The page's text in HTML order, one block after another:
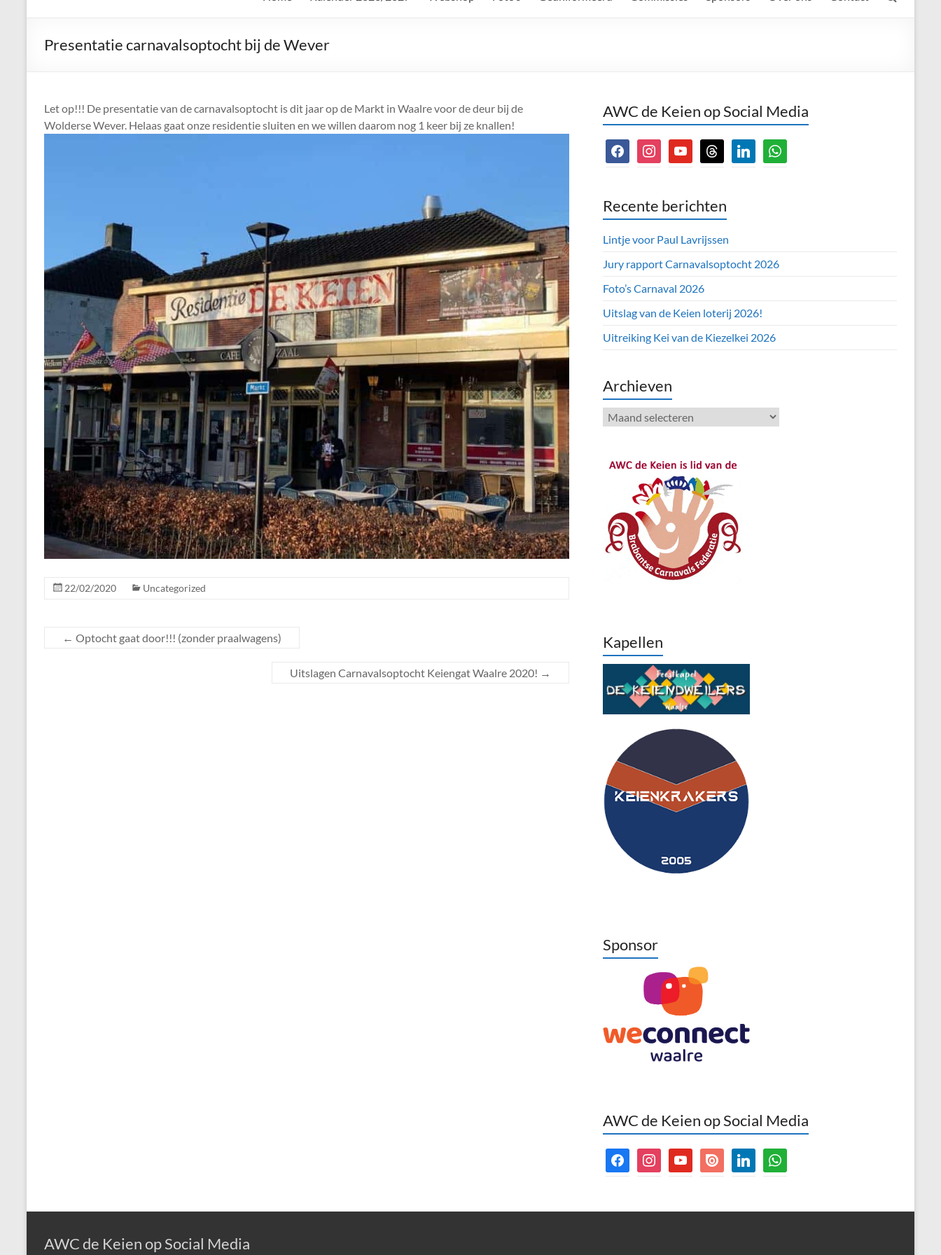
Keien
Carnavalsvereniging
De
Keien
Presentatie carnavalsoptocht bij de Wever
Let op!!! De presentatie van de carnavalsoptocht is dit jaar op de Markt in Waalre voor de deur bij de
Wolderse Wever. Helaas gaat onze residentie sluiten en we willen daarom nog 1 keer bij ze knallen!
22/02/2020 Uncategorized
← Optocht gaat door!!! (zonder praalwagens)
Uitslagen Carnavalsoptocht Keiengat Waalre 2020! →
AWC de Keien op Social Media
facebookinstagramyoutubethreads linkedinwhatsapp
Recente berichten
Lintje voor Paul Lavrijssen
Jury rapport Carnavalsoptocht 2026
Foto’s Carnaval 2026
Uitslag van de Keien loterij 2026!
Uitreiking Kei van de Kiezelkei 2026
Archieven
Archieven
Kapellen
Sponsor
AWC de Keien op Social Media
facebookinstagramyoutubeissuu linkedinwhatsapp
AWC de Keien op Social Media